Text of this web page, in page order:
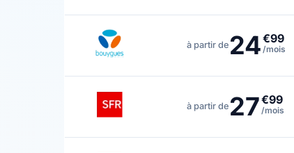
à partir de 24€99
/mois
à partir de 27€99
/mois